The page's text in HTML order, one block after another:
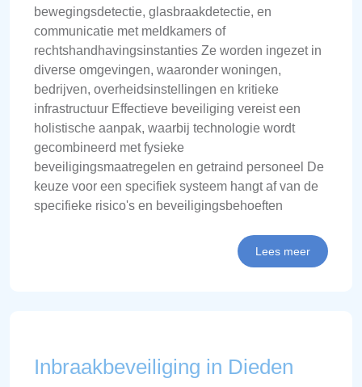
bewegingsdetectie, glasbraakdetectie, en
communicatie met meldkamers of
rechtshandhavingsinstanties Ze worden ingezet in
diverse omgevingen, waaronder woningen,
bedrijven, overheidsinstellingen en kritieke
infrastructuur Effectieve beveiliging vereist een
holistische aanpak, waarbij technologie wordt
gecombineerd met fysieke
beveiligingsmaatregelen en getraind personeel De
keuze voor een specifiek systeem hangt af van de
specifieke risico's en beveiligingsbehoeften
Lees meer
Inbraakbeveiliging in Dieden